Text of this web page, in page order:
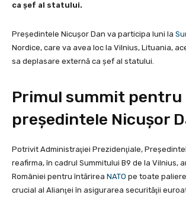
ca şef al statului.
Preşedintele Nicuşor Dan va participa luni la
Nordice, care va avea loc la Vilnius, Lituania,
sa deplasare externă ca şef al statului.
Primul summit pentru
preşedintele Nicușor
Potrivit Administraţiei Prezidenţiale,
reafirma, în cadrul Summitului B9 de la Vilnius,
României pentru întărirea NATO pe toate
crucial al Alianţei în asigurarea securităţii